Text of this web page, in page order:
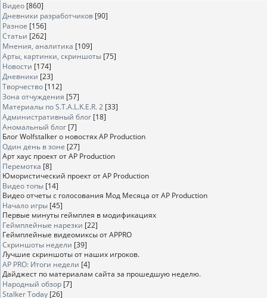
Видео [860]
Дневники разработчиков [90]
Разное [156]
Статьи [262]
Мнения, аналитика [109]
Арты, картинки, скриншоты [75]
Новости [174]
Дневники [23]
Творчество [112]
Зона отчуждения [57]
Материалы по S.T.A.L.K.E.R. 2 [33]
Административный блог [18]
Аномальный блог [7]
Блог Wolfstalker о новостях AP Production
Один день в зоне [27]
Арт хаус проект от AP Production
Перемотка [8]
Юмористический проект от AP Production
Видео топы [14]
Видео отчеты с голосования Мод Месяца от AP Production
Начало игры [45]
Первые минуты геймплея в модификациях
Геймплейные нарезки [22]
Геймплейные видеомиксы от APPRO
Скриншоты недели [39]
Лучшие скриншоты от наших игроков.
AP PRO: Итоги недели [4]
Дайджест по материалам сайта за прошедшую неделю.
Народный обзор [7]
Stalker Today [26]